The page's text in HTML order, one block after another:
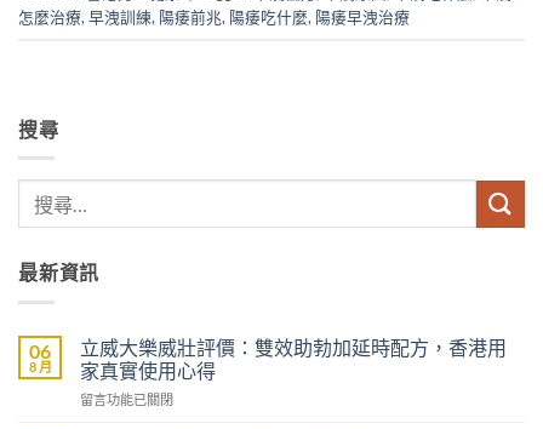
怎麼治療, 早洩訓練, 陽痿前兆, 陽痿吃什麼, 陽痿早洩治療
搜尋
最新資訊
06
8 月
立威大樂威壯評價：雙效助勃加延時配方，香港用
家真實使用心得
在
留言功能已關閉